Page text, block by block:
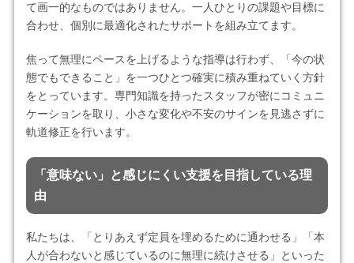
て画一的なものではありません。一人ひとりの課題や目標に
合わせ、個別に最適化されたサポートを組み立てます。
焦って無理にペースを上げるような指導は行わず、「今の状
態でもできること」を一つひとつ確実に積み重ねていく方針
をとっています。専門知識を持ったスタッフが密にコミュニ
ケーションを取り、小さな変化や不安のサインを見逃さずに
軌道修正を行います。
「意味ない」と感じにくい支援を目指している理
由
私たちは、「とりあえず定員を埋めるために通わせる」「本
人が合わないと感じているのに無理に続けさせる」といった